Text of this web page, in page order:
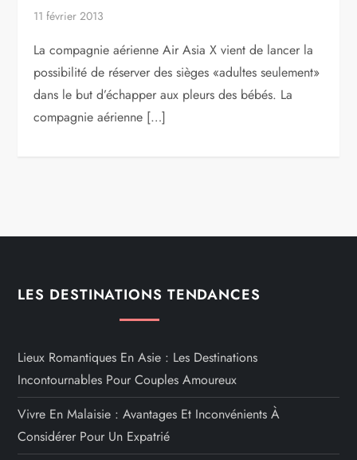
11 février 2013
La compagnie aérienne Air Asia X vient de lancer la
possibilité de réserver des sièges «adultes seulement»
dans le but d’échapper aux pleurs des bébés. La
compagnie aérienne […]
LES DESTINATIONS TENDANCES
Lieux Romantiques En Asie : Les Destinations
Incontournables Pour Couples Amoureux
Vivre En Malaisie : Avantages Et Inconvénients À
Considérer Pour Un Expatrié